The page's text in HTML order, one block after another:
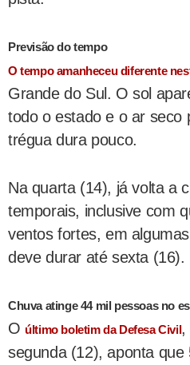
Previsão do tempo
O tempo amanheceu diferente
Grande do Sul. O sol
todo o estado e o ar seco
trégua dura pouco.
Na quarta (14), já volta a
temporais, inclusive com
ventos fortes, em
deve durar até sexta (16).
Chuva atinge 44 mil pessoas no
O último boletim da Defesa Civil,
segunda (12), aponta que